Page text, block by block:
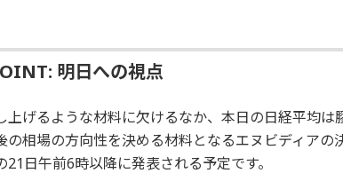
明日への視点
上げるような材料に欠けるなか、本日の日経平均は
の相場の方向性を決める材料となるエヌビディアの
21日午前6時以降に発表される予定です。